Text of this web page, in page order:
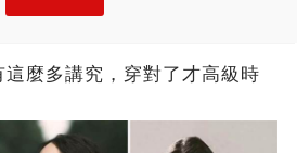
麼多講究，穿對了才高級時